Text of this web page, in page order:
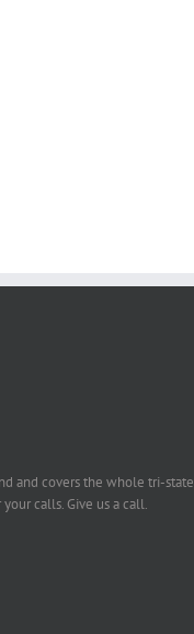
and covers the whole tri-
calls. Give us a call.